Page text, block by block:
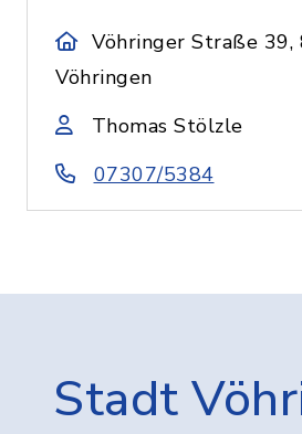
Vöhringer Straße 39,
Vöhringen
Thomas Stölzle
07307/5384
Stadt